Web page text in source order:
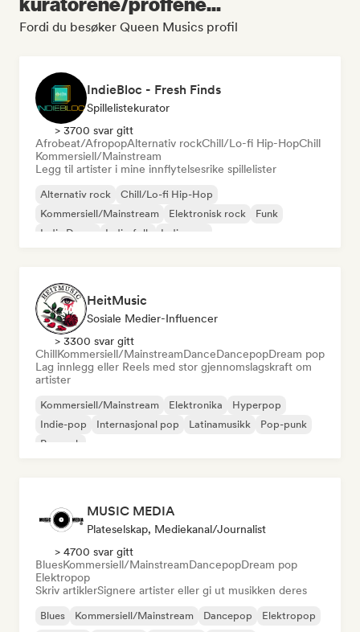
Fordi du besøker Queen Musics profil
IndieBloc - Fresh Finds
Spillelistekurator
> 3700 svar gitt
Afrobeat/AfropopAlternativ rockChill/Lo-fi Hip-HopChill
Kommersiell/Mainstream
Legg til artister i mine innflytelsesrike spillelister
Alternativ rock
Chill/Lo-fi Hip-Hop
Kommersiell/Mainstream
Elektronisk rock
Funk
Indie Dance
Indie-folk Indie-pop
HeitMusic
Sosiale Medier-Influencer
> 3300 svar gitt
ChillKommersiell/MainstreamDanceDancepopDream pop
Lag innlegg eller Reels med stor gjennomslagskraft om
artister
Kommersiell/Mainstream Elektronika
Hyperpop
Indie-pop
Internasjonal pop Latinamusikk
Pop-punk
Poprock
MUSIC MEDIA
Plateselskap, Mediekanal/journalist
> 4700 svar gitt
BluesKommersiell/MainstreamDancepopDream pop
Elektropop
Skriv artiklerSignere artister eller gi ut musikken deres
Blues Kommersiell/Mainstream Dancepop
Elektropop